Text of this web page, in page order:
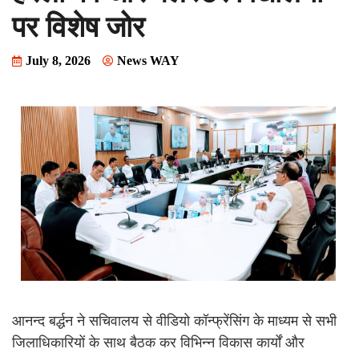
पर विशेष जोर
July 8, 2026 News WAY
आनन्द बर्द्धन ने सचिवालय से वीडियो कॉन्फ्रेंसिंग के माध्यम से सभी
जिलाधिकारियों के साथ बैठक कर विभिन्न विकास कार्यों और